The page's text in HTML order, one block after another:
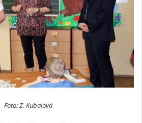
Foto: Z. Kubalová